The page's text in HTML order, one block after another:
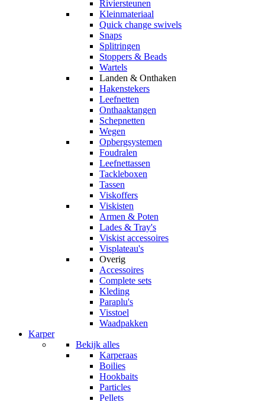
Riviersteunen
Kleinmateriaal
Quick change swivels
Snaps
Splitringen
Stoppers & Beads
Wartels
Landen & Onthaken
Hakenstekers
Leefnetten
Onthaaktangen
Schepnetten
Wegen
Opbergsystemen
Foudralen
Leefnettassen
Tackleboxen
Tassen
Viskoffers
Viskisten
Armen & Poten
Lades & Tray's
Viskist accessoires
Visplateau's
Overig
Accessoires
Complete sets
Kleding
Paraplu's
Visstoel
Waadpakken
Karper
Bekijk alles
Karperaas
Boilies
Hookbaits
Particles
Pellets